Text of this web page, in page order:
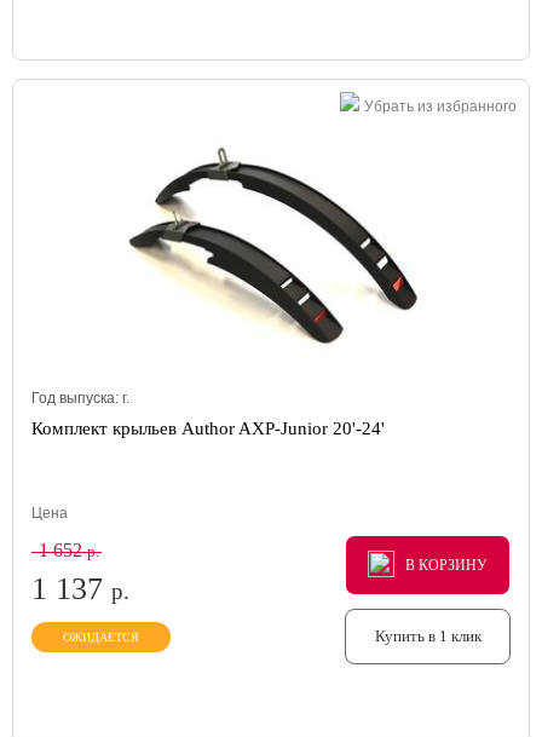
Убрать из избранного
Год выпуска: г.
Комплект крыльев Author AXP-Junior 20'-24'
Цена
1 652р.
1 137 р.
ОЖИДАЕТСЯ
В КОРЗИНУ
В КОРЗИНУ
В КОРЗИНУ
Купить в 1 клик